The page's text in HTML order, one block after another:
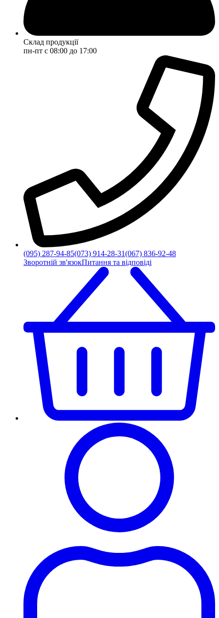
Склад продукції
пн-пт с 08:00 до 17:00
(095) 287-94-85(073) 914-28-31(067) 836-92-48
Зворотній зв'язокПитання та відповіді